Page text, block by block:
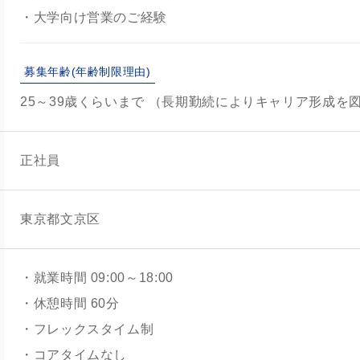
・大学向け営業のご経験
募集年齢(年齢制限理由)
25～39歳くらいまで （長期勤続によりキャリア形成を図
正社員
東京都文京区
・就業時間 09:00～18:00
・休憩時間 60分
・フレックスタイム制
・コアタイムなし